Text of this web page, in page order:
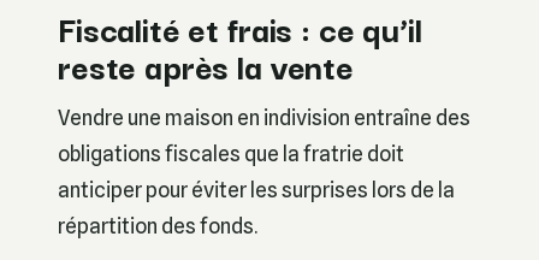
Fiscalité et frais : ce qu’il
reste après la vente
Vendre une maison en indivision entraîne des
obligations fiscales que la fratrie doit
anticiper pour éviter les surprises lors de la
répartition des fonds.